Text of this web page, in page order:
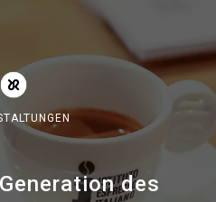
des
Herunterladen